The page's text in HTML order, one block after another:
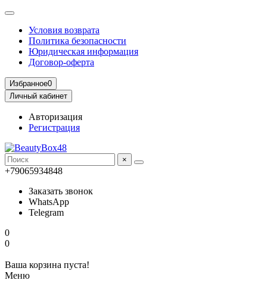
Условия возврата
Политика безопасности
Юридическая информация
Договор-оферта
Избранное0
Личный кабинет
Авторизация
Регистрация
×
+79065934848
Заказать звонок
WhatsApp
Telegram
0
0
Ваша корзина пуста!
Меню